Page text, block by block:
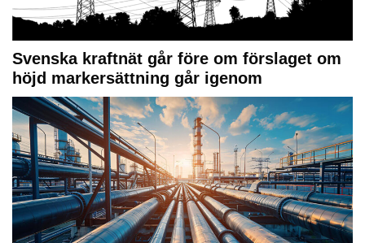
Svenska kraftnät går före om förslaget om
höjd markersättning går igenom